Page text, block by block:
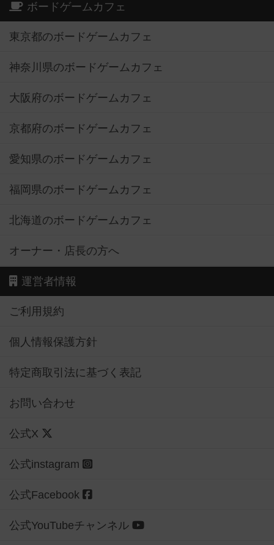
ボードゲームカフェ
東京都のボードゲームカフェ
神奈川県のボードゲームカフェ
大阪府のボードゲームカフェ
京都府のボードゲームカフェ
愛知県のボードゲームカフェ
福岡県のボードゲームカフェ
北海道のボードゲームカフェ
オーナー・店長の方へ
運営者情報
ご利用規約
個人情報保護方針
特定商取引法に基づく表記
お問い合わせ
公式X
公式instagram
公式Facebook
公式YouTubeチャンネル